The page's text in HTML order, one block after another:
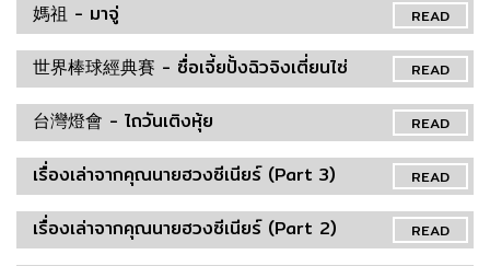
READ
媽祖 - มาจู่
READ
世界棒球經典賽 - ซื่อเจี้ยปั้งฉิวจิงเตี่ยนไซ่
READ
台灣燈會 - ไถวันเติงหุ้ย
READ
เรื่องเล่าจากคุณนายฮวงซีเนียร์ (Part 3)
READ
เรื่องเล่าจากคุณนายฮวงซีเนียร์ (Part 2)